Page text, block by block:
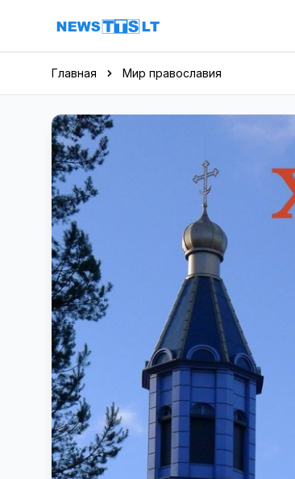
Перейти к содержимому
Главная Мир православия